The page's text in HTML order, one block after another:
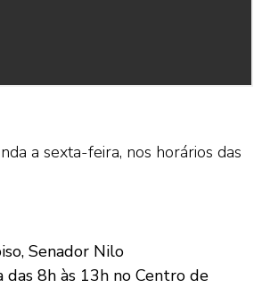
a sexta-feira, nos horários das
Senador Nilo
8h às 13h no Centro de